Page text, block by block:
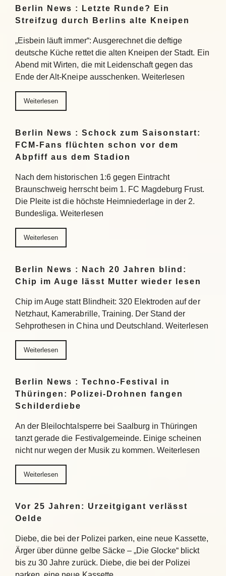
Berlin News : Letzte Runde? Ein
Streifzug durch Berlins alte Kneipen
„Eisbein läuft immer“: Ausgerechnet die deftige
deutsche Küche rettet die alten Kneipen der Stadt. Ein
Abend mit Wirten, die mit Leidenschaft gegen das
Ende der Alt-Kneipe ausschenken. Weiterlesen
Weiterlesen
Berlin News : Schock zum Saisonstart:
FCM-Fans flüchten schon vor dem
Abpfiff aus dem Stadion
Nach dem historischen 1:6 gegen Eintracht
Braunschweig herrscht beim 1. FC Magdeburg Frust.
Die Pleite ist die höchste Heimniederlage in der 2.
Bundesliga. Weiterlesen
Weiterlesen
Berlin News : Nach 20 Jahren blind:
Chip im Auge lässt Mutter wieder lesen
Chip im Auge statt Blindheit: 320 Elektroden auf der
Netzhaut, Kamerabrille, Training. Der Stand der
Sehprothesen in China und Deutschland. Weiterlesen
Weiterlesen
Berlin News : Techno-Festival in
Thüringen: Polizei-Drohnen fangen
Schilderdiebe
An der Bleilochtalsperre bei Saalburg in Thüringen
tanzt gerade die Festivalgemeinde. Einige scheinen
nicht nur wegen der Musik zu kommen. Weiterlesen
Weiterlesen
Vor 25 Jahren: Urzeitgigant verlässt
Oelde
Diebe, die bei der Polizei parken, eine neue Kassette,
Ärger über dünne gelbe Säcke – „Die Glocke“ blickt
bis zu 30 Jahre zurück. Diebe, die bei der Polizei